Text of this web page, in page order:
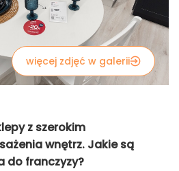
więcej zdjęć w galerii
z szerokim
wnętrz. Jakie są
do franczyzy?